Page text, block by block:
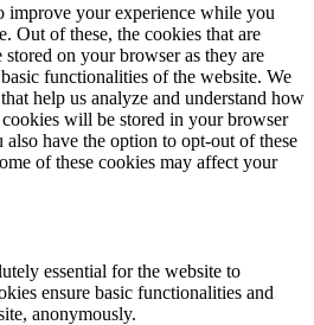
improve your experience while you
Out of these, the cookies that are
stored on your browser as they are
functionalities of the website. We
help us analyze and understand how
will be stored in your browser
have the option to opt-out of these
of these cookies may affect your
essential for the website to
ensure basic functionalities and
anonymously.